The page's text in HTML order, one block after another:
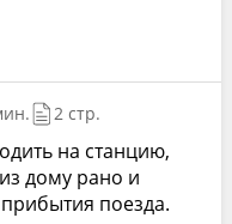
2 стр.
на станцию,
дому рано и
поезда.